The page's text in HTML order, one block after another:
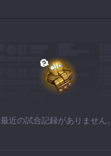
最近の試合記録がありません。